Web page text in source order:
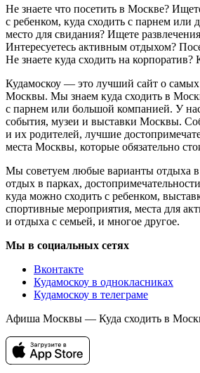
Не знаете что посетить в Москве?
с ребенком, куда сходить с парнем или
место для свидания? Ищете
Интересуетесь активным отдыхом?
Не знаете куда сходить на
Кудамоскоу — это лучший сайт о
Москвы. Мы знаем куда сходить в
с парнем или большой компанией. У
события, музеи и выставки Москвы.
и их родителей, лучшие
места Москвы, которые обязательно
Мы советуем любые варианты отдыха
отдых в парках,
куда можно сходить с ребенком,
спортивные мероприятия, места для
и отдыха с семьей, и многое другое.
Мы в социальных сетях
Вконтакте
Кудамоскоу в однокласниках
Кудамоскоу в телеграме
Афиша Москвы — Куда сходить в